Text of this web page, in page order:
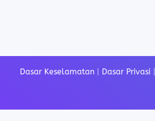
Dasar Keselamatan Dasar Privasi